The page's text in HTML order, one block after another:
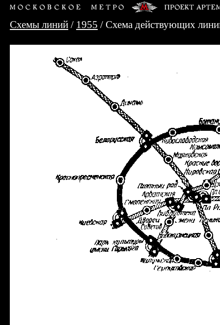
Схемы линий / 1955 / Схема действующих